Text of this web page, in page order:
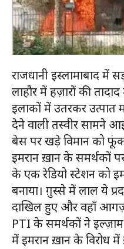
राजधानी इस्लामाबाद
लाहौर में हज़ारों की
इलाकों में उतरकर उत्पात
देने वाली तस्वीर सामने
बेस पर खड़े विमान को
इमरान ख़ान के समर्थकों
के एक रेडियो स्टेशन को
बनाया। ग़ुस्से में लाल ये
दाखिल हुए और वहाँ
PTI के समर्थकों ने
में इमरान ख़ान के विरोध में